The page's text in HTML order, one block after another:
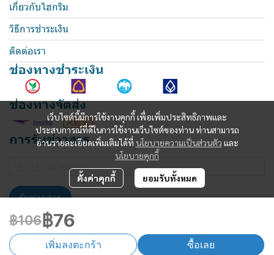
฿106฿76
เพิ่มลงตะกร้า ซื้อเลย
เว็บไซต์นี้มีการใช้งานคุกกี้ เพื่อเพิ่มประสิทธิภาพและ
ประสบการณ์ที่ดีในการใช้งานเว็บไซต์ของท่าน ท่านสามารถ
อ่านรายละเอียดเพิ่มเติมได้ที่ นโยบายความเป็นส่วนตัว และ
นโยบายคุกกี้
ตั้งค่าคุกกี้ ยอมรับทั้งหมด
เกี่ยวกับไฮกริม
วิธีการชำระเงิน
ติดต่อเรา
ช่องทางชำระเงิน
ช่องทางจัดส่ง
การรับข่าวสาร
รับข่าวสาร